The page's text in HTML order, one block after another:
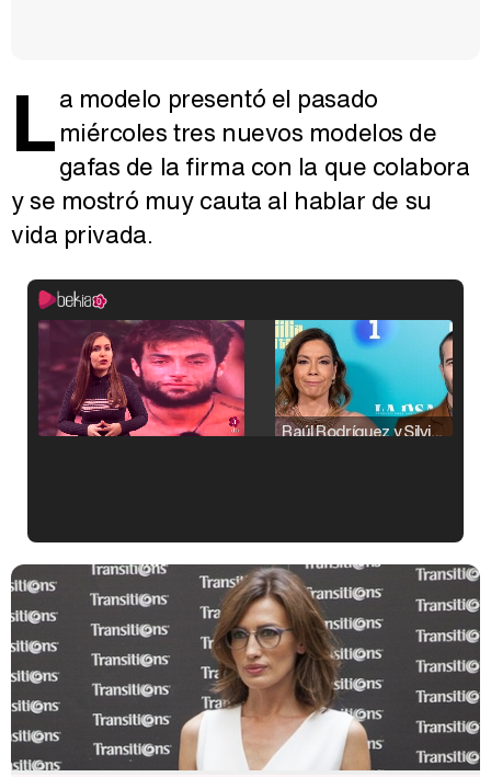
La modelo presentó el pasado
miércoles tres nuevos modelos de
gafas de la firma con la que colabora
y se mostró muy cauta al hablar de su
vida privada.
Raúl Rodríguez y Silvia Taulés nos cuentan su papel en 'La familia de la tele'